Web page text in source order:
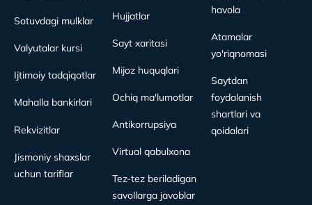
Sotuvdagi mulklar
Valyutalar kursi
Ijtimoiy tadqiqotlar
Mahalla bankirlari
Rekvizitlar
Jismoniy shaxslar
uchun tariflar
Hujjatlar
Sayt xaritasi
Mijoz huquqlari
Ochiq ma'lumotlar
Antikorrupsiya
Virtual qabulxona
Tez-tez beriladigan
savollarga javoblar
havola
Atamalar
yo'riqnomasi
Saytdan
foydalanish
shartlari va
qoidalari